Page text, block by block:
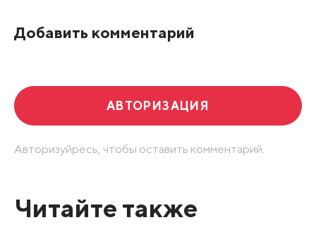
Добавить комментарий
АВТОРИЗАЦИЯ
Авторизуйресь, чтобы оставить комментарий.
Читайте также